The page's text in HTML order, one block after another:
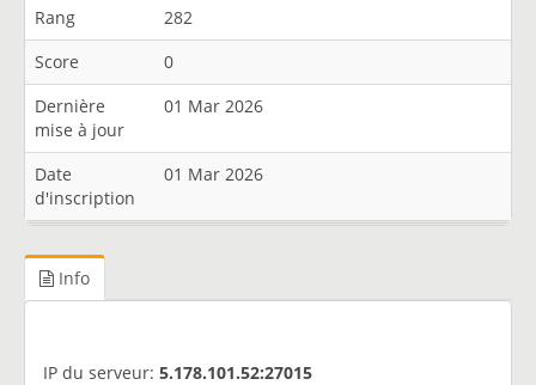
Rang
282
Score
0
Dernière
mise à jour
01 Mar 2026
Date
d'inscription
01 Mar 2026
Info
IP du serveur: 5.178.101.52:27015